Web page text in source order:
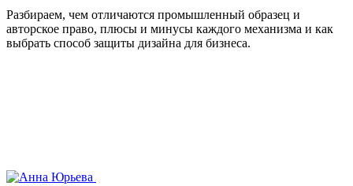
Разбираем, чем отличаются промышленный образец и
авторское право, плюсы и минусы каждого механизма и как
выбрать способ защиты дизайна для бизнеса.